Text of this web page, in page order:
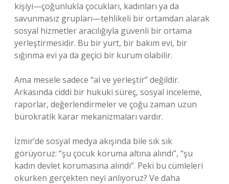
kişiyi—çoğunlukla çocukları, kadınları ya da
savunmasız grupları—tehlikeli bir ortamdan alarak
sosyal hizmetler aracılığıyla güvenli bir ortama
yerleştirmesidir. Bu bir yurt, bir bakım evi, bir
sığınma evi ya da geçici bir kurum olabilir.
Ama mesele sadece “al ve yerleştir” değildir.
Arkasında ciddi bir hukuki süreç, sosyal inceleme,
raporlar, değerlendirmeler ve çoğu zaman uzun
bürokratik karar mekanizmaları vardır.
İzmir’de sosyal medya akışında bile sık sık
görüyoruz: “şu çocuk koruma altına alındı”, “şu
kadın devlet korumasına alındı”. Peki bu cümleleri
okurken gerçekten neyi anlıyoruz? Ve daha